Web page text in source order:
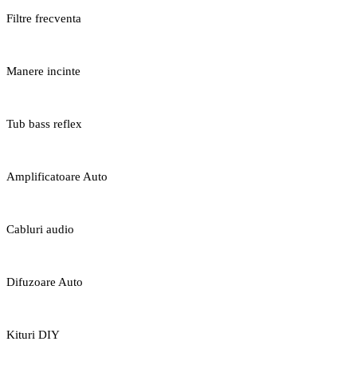
Filtre frecventa
Manere incinte
Tub bass reflex
Amplificatoare Auto
Cabluri audio
Difuzoare Auto
Kituri DIY